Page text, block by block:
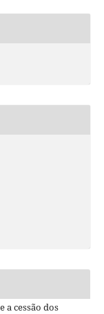
a cessão dos